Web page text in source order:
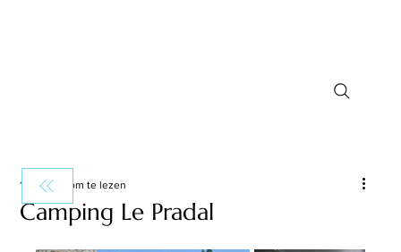
Camping Le Pradal
1 minuten om te lezen